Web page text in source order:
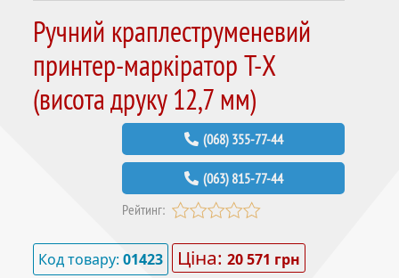
Ручний краплеструменевий
принтер-маркіратор T-X
(висота друку 12,7 мм)
(068) 355-77-44
(063) 815-77-44
Рейтинг:
Код товару: 01423 Ціна: 20 571 грн